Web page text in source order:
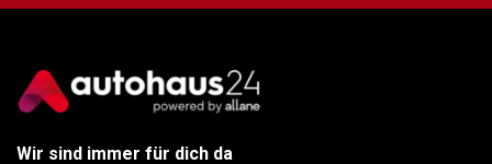
Wir sind immer für dich da